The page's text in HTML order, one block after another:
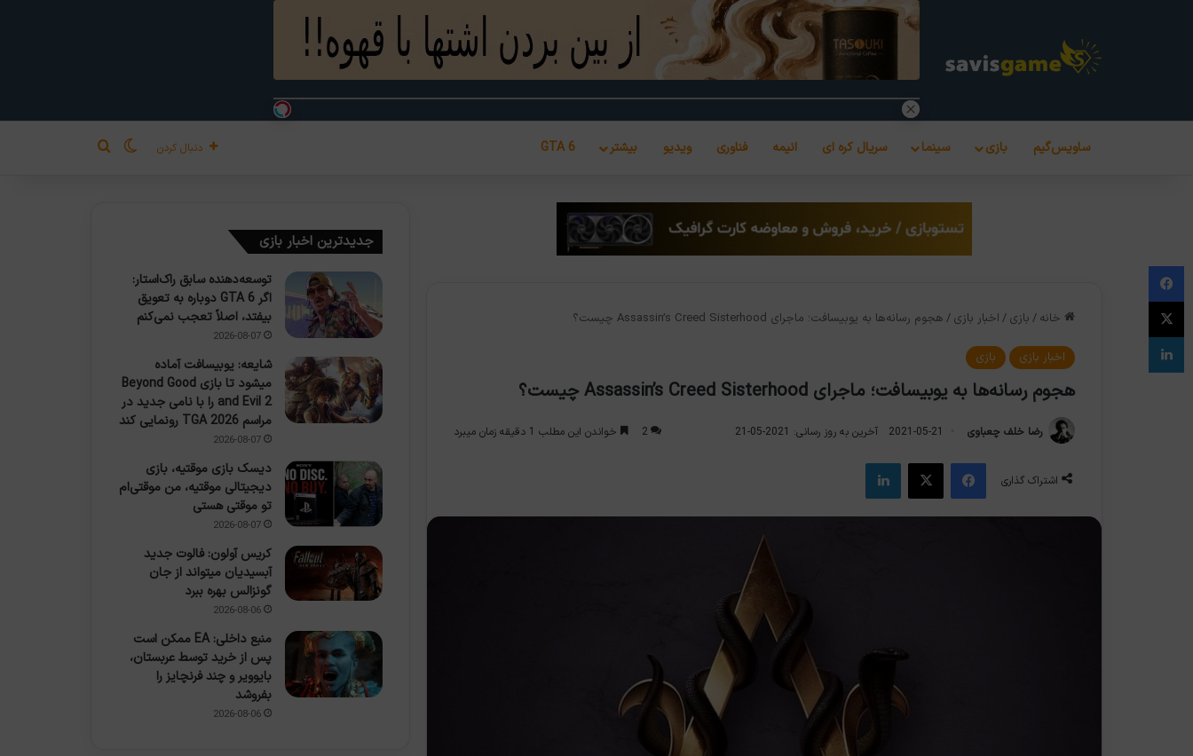
ساویس‌گیم بازی سینما سریال کره ای انیمه فناوری ویدیو بیشتر GTA 6 دنبال کردن تغییر پوسته
جستجو برای
خانه / بازی / اخبار بازی / هجوم رسانه‌ها به یوبیسافت؛ ماجرای Assassin’s Creed Sisterhood چیست؟
اخبار بازی بازی
هجوم رسانه‌ها به یوبیسافت؛ ماجرای Assassin’s Creed Sisterhood چیست؟
رضا خلف چعباوی 2021-05-21 آخرین به روز رسانی: 2021-05-21 2 خواندن این مطلب 1 دقیقه زمان میبرد
اشتراک گذاری
فیس بوک X لینکدین
جدیدترین اخبار بازی
توسعه‌دهنده سابق راک‌استار:
اگر GTA 6 دوباره به تعویق
بیفتد، اصلاً تعجب نمی‌کنم
2026-08-07
شایعه: یوبیسافت آماده
میشود تا بازی Beyond Good
and Evil 2 را با نامی جدید در
مراسم TGA 2026 رونمایی کند
2026-08-07
دیسک بازی موقتیه، بازی
دیجیتالی موقتیه، من موقتی‌ام
تو موقتی هستی
2026-08-07
کریس آولون: فالوت جدید
آبسیدیان میتواند از جان
گونزالس بهره ببرد
2026-08-06
منبع داخلی: EA ممکن است
پس از خرید توسط عربستان،
بایوویر و چند فرنچایز را
بفروشد
2026-08-06
فیس بوک
X
لینکدین